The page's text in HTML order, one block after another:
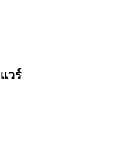
วร์